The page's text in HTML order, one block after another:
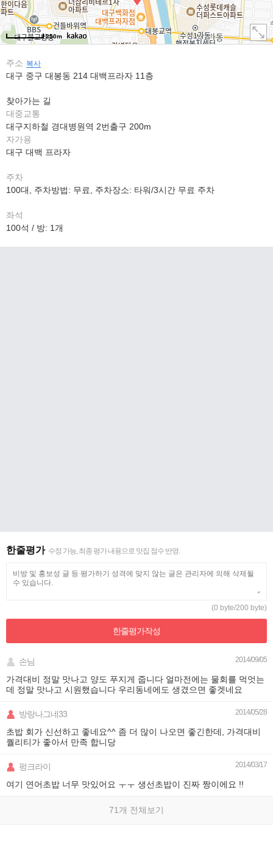
250m
주소 복사
대구 중구 대봉동 214 대백프라자 11층
찾아가는 길
대중교통
대구지하철 경대병원역 2번출구 200m
자가용
대구 대백 프라자
주차
100대, 주차방법: 무료, 주차장소: 타워/3시간 무료 주차
좌석
100석 / 방: 1개
한줄평가 수정 가능, 최종 평가 내용으로 맛집 점수 반영.
(0 byte/200 byte)
한줄평가작성
손님 2014/09/05
가격대비 정말 맛나고 양도 푸지게 줍니다 얼마전에는 물회를 먹엇는
데 정말 맛나고 시원했습니다 우리동네에도 생겼으면 좋겟네요
방랑나그네33 2014/05/28
초밥 회가 신선하고 좋네요^^ 좀 더 많이 나오면 좋긴한데, 가격대비
퀄리티가 좋아서 만족 합니당
펑크라이 2014/03/17
여기 연어초밥 너무 맛있어요 ㅜㅜ 생선초밥이 진짜 짱이에요 !!
71개 전체보기